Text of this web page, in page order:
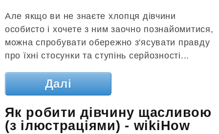
Але якщо ви не знаєте хлопця дівчини
особисто і хочете з ним заочно познайомитися,
можна спробувати обережно з'ясувати правду
про їхні стосунки та ступінь серйозності...
Далі
Як робити дівчину щасливою
(з ілюстраціями) - wikiHow